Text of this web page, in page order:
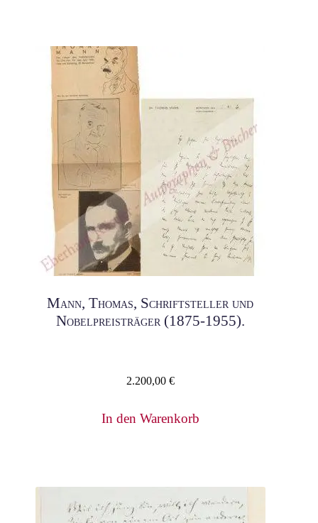
Mann, Thomas, Schriftsteller und
Nobelpreisträger (1875-1955).
2.200,00 €
In den Warenkorb